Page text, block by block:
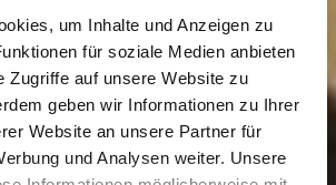
um Inhalte und Anzeigen zu
für soziale Medien anbieten
Zugriffe auf unsere Website zu
geben wir Informationen zu Ihrer
Website an unsere Partner für
und Analysen weiter. Unsere